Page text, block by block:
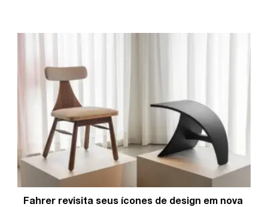
Fahrer revisita seus ícones de design em nova